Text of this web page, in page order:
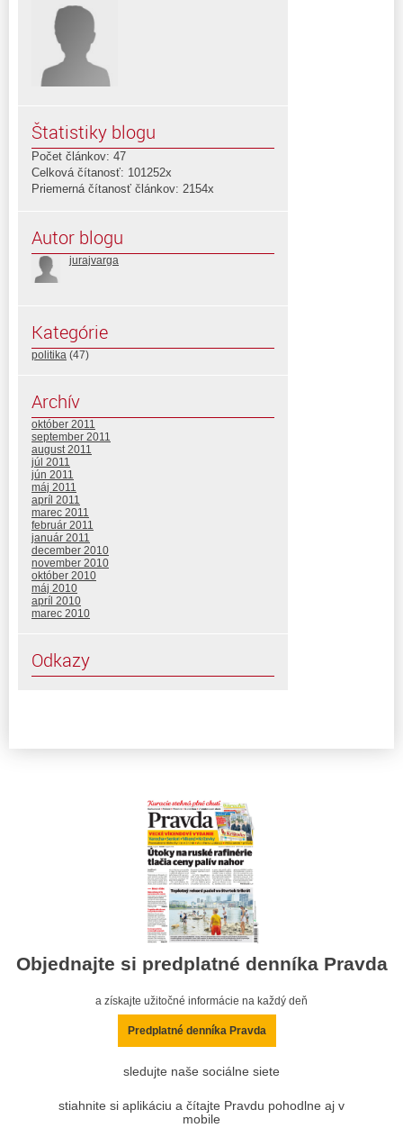
Štatistiky blogu
Počet článkov: 47
Celková čítanosť: 101252x
Priemerná čítanosť článkov: 2154x
Autor blogu
jurajvarga
Kategórie
politika (47)
Archív
október 2011
september 2011
august 2011
júl 2011
jún 2011
máj 2011
apríl 2011
marec 2011
február 2011
január 2011
december 2010
november 2010
október 2010
máj 2010
apríl 2010
marec 2010
Odkazy
Objednajte si predplatné denníka Pravda
a získajte užitočné informácie na každý deň
Predplatné denníka Pravda
sledujte naše sociálne siete
stiahnite si aplikáciu a čítajte Pravdu pohodlne aj v
mobile